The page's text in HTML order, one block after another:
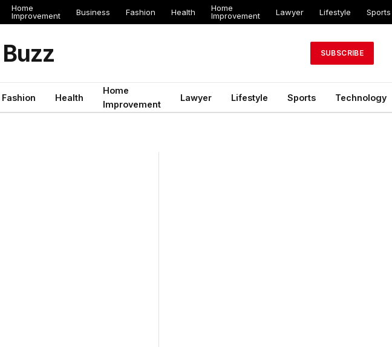
Home
Improvement
Business Fashion Health
Home
Improvement
Lawyer Lifestyle Sports
SUBSCRIBE
Fashion Health
Home
Improvement
Lawyer Lifestyle Sports Technology